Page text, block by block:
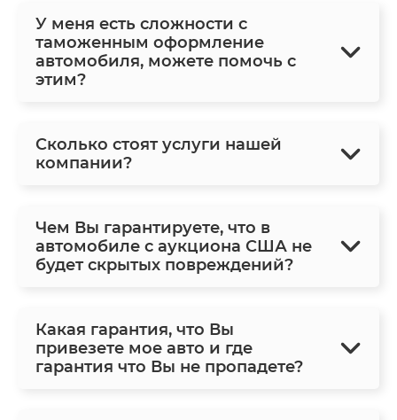
У меня есть сложности с
таможенным оформление
автомобиля, можете помочь с
этим?
Сколько стоят услуги нашей
компании?
Чем Вы гарантируете, что в
автомобиле с аукциона США не
будет скрытых повреждений?
Какая гарантия, что Вы
привезете мое авто и где
гарантия что Вы не пропадете?